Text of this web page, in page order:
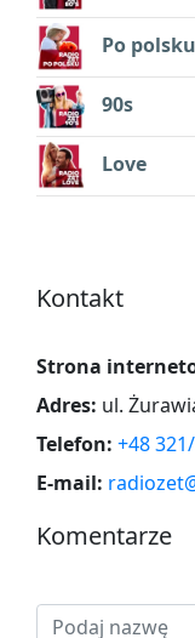
Po polsku
90s
Love
Kontakt
Strona
Adres: ul.
Telefon: +48
E-mail:
Komentarze